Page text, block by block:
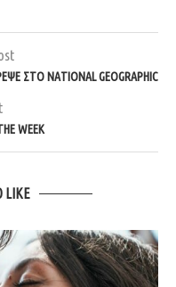
ΣΤΟ NATIONAL GEOGRAPHIC
WEEK
LIKE